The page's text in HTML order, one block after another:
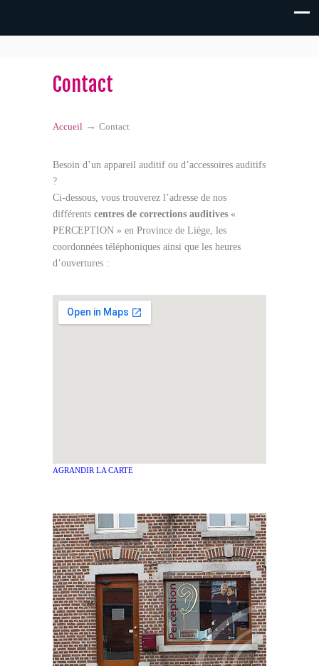
Contact
Accueil → Contact
Besoin d’un appareil auditif ou d’accessoires auditifs
?
Ci-dessous, vous trouverez l’adresse de nos
différents centres de corrections auditives «
PERCEPTION » en Province de Liège, les
coordonnées téléphoniques ainsi que les heures
d’ouvertures :
AGRANDIR LA CARTE